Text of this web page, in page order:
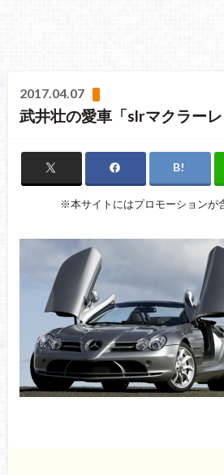
2017.04.07
武井壮の愛車「slrマクラーレ
※本サイトにはプロモーションが